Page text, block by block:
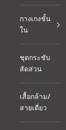
กางเกงชั้น
ใน
ชุดกระชับ
สัดส่วน
เสื้อกล้าม/
สายเดี่ยว